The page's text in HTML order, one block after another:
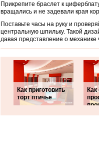
Прикрепите браслет к
вращались и не задевали края
Поставьте часы на руку и
центральную шпильку. Такой
давая представление о механике
Как приготовить
торт птичье